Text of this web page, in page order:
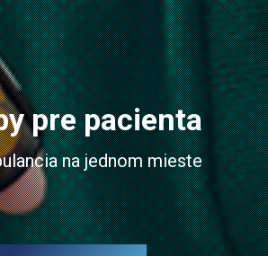
pre pacienta
na jednom mieste